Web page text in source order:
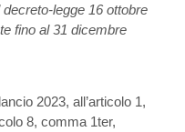
legge 16 ottobre
fino al 31 dicembre
2023, all’articolo 1,
8, comma 1ter,